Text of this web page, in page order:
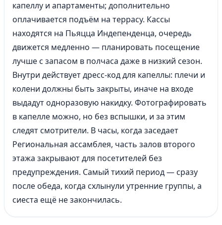
капеллу и апартаменты; дополнительно
оплачивается подъём на террасу. Кассы
находятся на Пьяцца Индепенденца, очередь
движется медленно — планировать посещение
лучше с запасом в полчаса даже в низкий сезон.
Внутри действует дресс-код для капеллы: плечи и
колени должны быть закрыты, иначе на входе
выдадут одноразовую накидку. Фотографировать
в капелле можно, но без вспышки, и за этим
следят смотрители. В часы, когда заседает
Региональная ассамблея, часть залов второго
этажа закрывают для посетителей без
предупреждения. Самый тихий период — сразу
после обеда, когда схлынули утренние группы, а
сиеста ещё не закончилась.